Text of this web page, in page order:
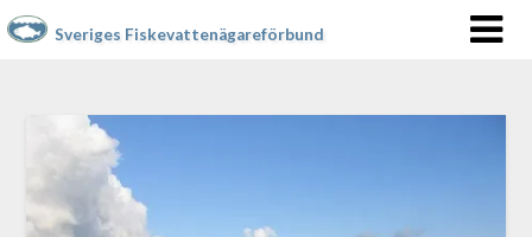
Sveriges Fiskevattenägareförbund